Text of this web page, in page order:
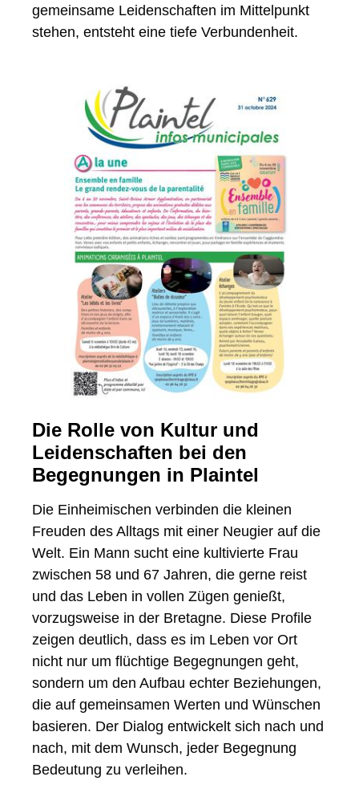
gemeinsame Leidenschaften im Mittelpunkt
stehen, entsteht eine tiefe Verbundenheit.
Die Rolle von Kultur und
Leidenschaften bei den
Begegnungen in Plaintel
Die Einheimischen verbinden die kleinen
Freuden des Alltags mit einer Neugier auf die
Welt. Ein Mann sucht eine kultivierte Frau
zwischen 58 und 67 Jahren, die gerne reist
und das Leben in vollen Zügen genießt,
vorzugsweise in der Bretagne. Diese Profile
zeigen deutlich, dass es im Leben vor Ort
nicht nur um flüchtige Begegnungen geht,
sondern um den Aufbau echter Beziehungen,
die auf gemeinsamen Werten und Wünschen
basieren. Der Dialog entwickelt sich nach und
nach, mit dem Wunsch, jeder Begegnung
Bedeutung zu verleihen.